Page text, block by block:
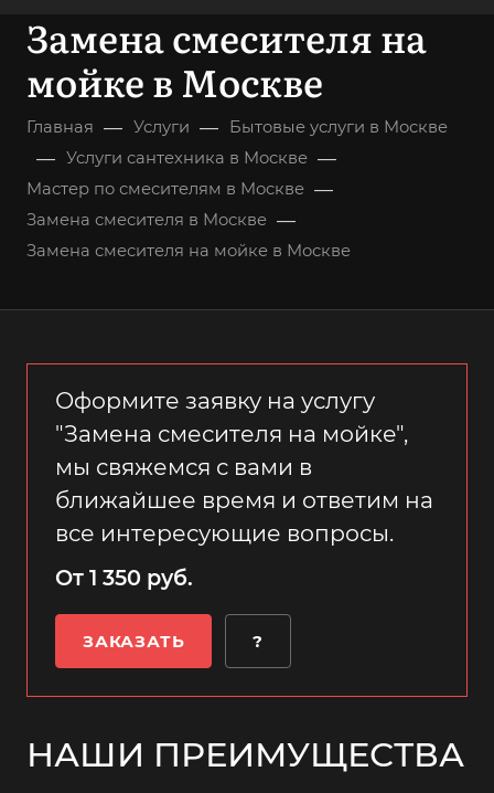
Замена смесителя на
мойке в Москве
Главная — Услуги — Бытовые услуги в Москве
— Услуги сантехника в Москве —
Мастер по смесителям в Москве —
Замена смесителя в Москве —
Замена смесителя на мойке в Москве
Оформите заявку на услугу
"Замена смесителя на мойке",
мы свяжемся с вами в
ближайшее время и ответим на
все интересующие вопросы.
От 1 350 руб.
ЗАКАЗАТЬ ?
НАШИ ПРЕИМУЩЕСТВА